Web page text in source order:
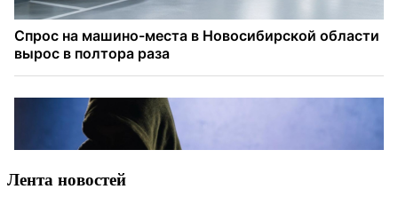
Лента новостей